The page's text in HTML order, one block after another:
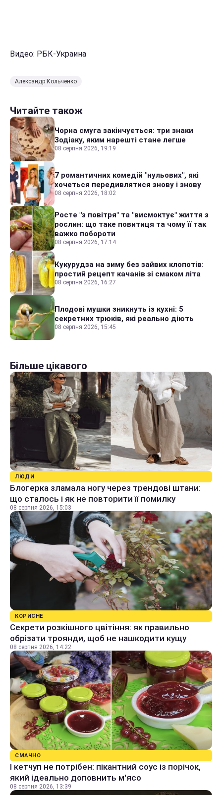
Видео: РБК-Украина
Александр Кольченко
Читайте також
Чорна смуга закінчується: три знаки
Зодіаку, яким нарешті стане легше
08 серпня 2026, 19:19
7 романтичних комедій "нульових", які
хочеться передивлятися знову і знову
08 серпня 2026, 18:02
Росте "з повітря" та "висмоктує" життя з
рослин: що таке повитиця та чому її так
важко побороти
08 серпня 2026, 17:14
Кукурудза на зиму без зайвих клопотів:
простий рецепт качанів зі смаком літа
08 серпня 2026, 16:27
Плодові мушки зникнуть із кухні: 5
секретних трюків, які реально діють
08 серпня 2026, 15:45
Більше цікавого
ЛЮДИ
Блогерка зламала ногу через трендові штани:
що сталось і як не повторити її помилку
08 серпня 2026, 15:03
КОРИСНЕ
Секрети розкішного цвітіння: як правильно
обрізати троянди, щоб не нашкодити кущу
08 серпня 2026, 14:22
СМАЧНО
І кетчуп не потрібен: пікантний соус із порічок,
який ідеально доповнить м'ясо
08 серпня 2026, 13:39